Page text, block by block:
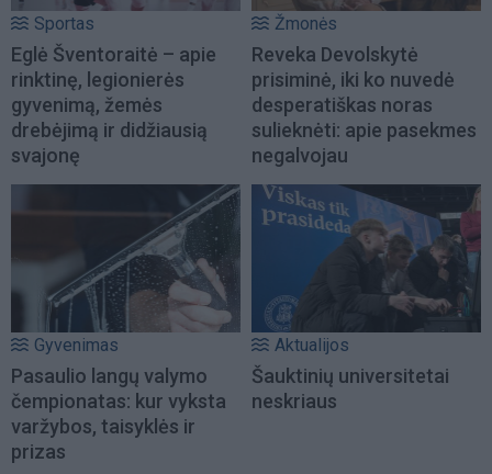
Sportas
Eglė Šventoraitė – apie
rinktinę, legionierės
gyvenimą, žemės
drebėjimą ir didžiausią
svajonę
Žmonės
Reveka Devolskytė
prisiminė, iki ko nuvedė
desperatiškas noras
sulieknėti: apie pasekmes
negalvojau
Gyvenimas
Pasaulio langų valymo
čempionatas: kur vyksta
varžybos, taisyklės ir
prizas
Aktualijos
Šauktinių universitetai
neskriaus